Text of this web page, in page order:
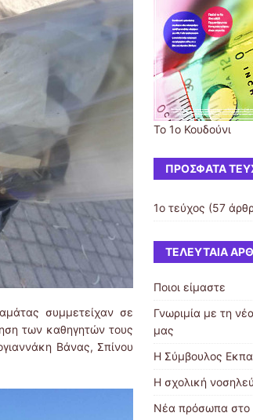
συμμετείχαν σε
των καθηγητών τους
Βάνας, Σπίνου
Το 1ο Κουδούνι
ΠΡΌΣΦΑΤΑ
1ο τεύχος (57
ΤΕΛΕΥΤΑΊΑ
Ποιοι είμαστε
Γνωριμία με τη
μας
Η Σύμβουλος
Η σχολική
Νέα πρόσωπα στο